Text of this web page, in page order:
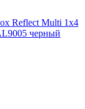
Reflect Multi 1x4
черный